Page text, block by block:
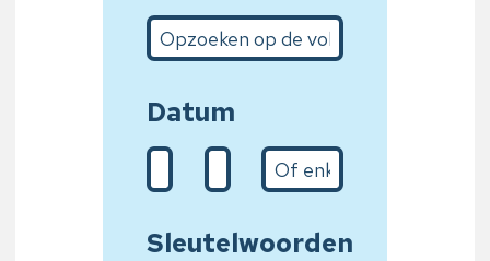
Opzoeken op de volledige titel of bepaalde
Datum
De (d/m/Y)Naar (31/01/2020)
Het jaar
Sleutelwoorden